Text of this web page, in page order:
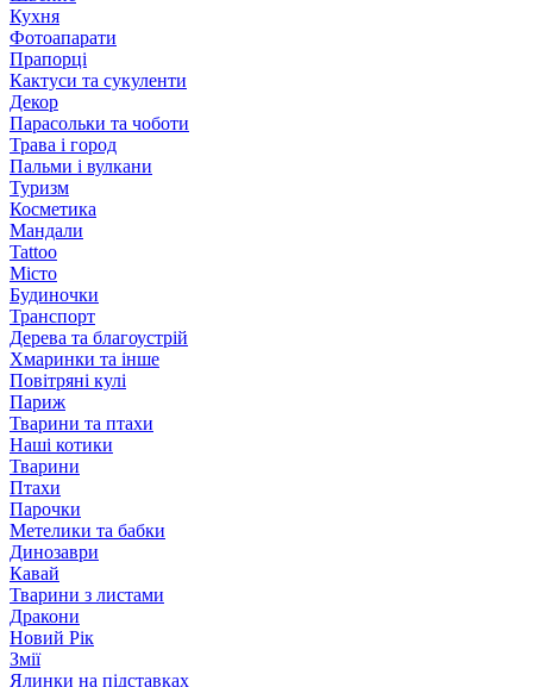
Кухня
Фотоапарати
Прапорці
Кактуси та сукуленти
Декор
Парасольки та чоботи
Трава і город
Пальми і вулкани
Туризм
Косметика
Мандали
Tattoo
Місто
Будиночки
Транспорт
Дерева та благоустрій
Хмаринки та інше
Повітряні кулі
Париж
Тварини та птахи
Наші котики
Тварини
Птахи
Парочки
Метелики та бабки
Динозаври
Кавай
Тварини з листами
Дракони
Новий Рік
Змії
Ялинки на підставках